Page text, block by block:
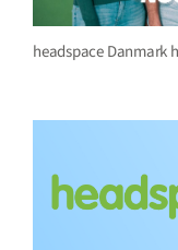
headspace Danmark